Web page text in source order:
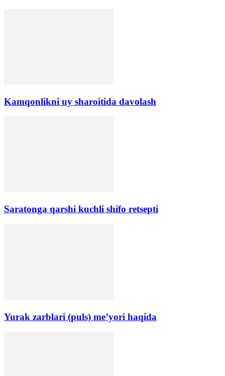
Kamqonlikni uy sharoitida davolash
Saratonga qarshi kuchli shifo retsepti
Yurak zarblari (puls) me’yori haqida